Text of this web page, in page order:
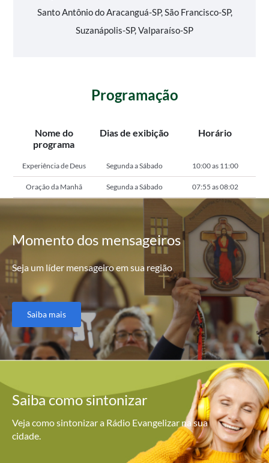
Santo Antônio do Aracanguá-SP, São Francisco-SP,
Suzanápolis-SP, Valparaíso-SP
Programação
Nome do
programa
Dias de exibição Horário
Experiência de Deus Segunda a Sábado 10:00 as 11:00
Oração da Manhã Segunda a Sábado 07:55 as 08:02
Momentodos mensageiros
Seja um líder mensageiro em sua região
Saiba mais
Saiba comosintonizar
Veja como sintonizar a Rádio Evangelizar na sua
cidade.